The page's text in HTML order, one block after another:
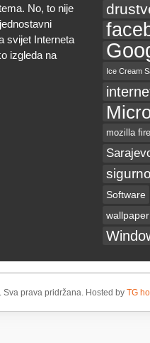
No, to nije
svijet Interneta
izgleda na
Ice Cream
mozilla
Software
wallpaper
. Sva prava pridržana. Hosted by TG